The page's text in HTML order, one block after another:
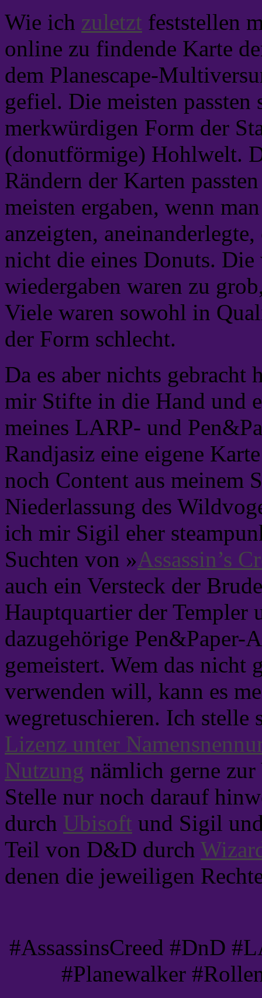
Wie ich zuletzt feststellen
online zu findende Karte
dem Planescape-
gefiel. Die meisten
merkwürdigen Form der
(donutförmige) Hohlwelt.
Rändern der Karten
meisten ergaben, wenn
anzeigten,
nicht die eines Donuts.
wiedergaben waren zu
Viele waren sowohl in
der Form schlecht.
Da es aber nichts gebracht
mir Stifte in die Hand und
meines LARP- und
Randjasiz eine eigene
noch Content aus meinem
Niederlassung des
ich mir Sigil eher
Suchten von »Assassin’s
auch ein Versteck der
Hauptquartier der Templer
dazugehörige Pen&Paper-
gemeistert. Wem das
verwenden will, kann es
wegretuschieren. Ich stelle
Lizenz unter
Nutzung nämlich gerne
Stelle nur noch darauf
durch Ubisoft und Sigil
Teil von D&D durch
denen die jeweiligen
#AssassinsCreed #DnD
#Planewalker